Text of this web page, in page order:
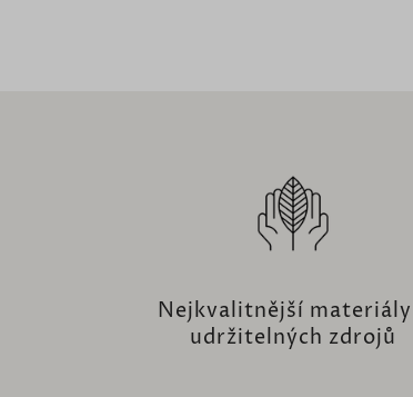
Nejkvalitnější
udržitelných zdrojů